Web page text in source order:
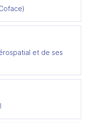
et de ses